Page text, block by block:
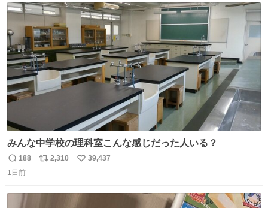
ト
数
数
みんな中学校の理科室こんな感じだった人いる？
返
信
188
リ
2,310
い
数
39,437
1日前